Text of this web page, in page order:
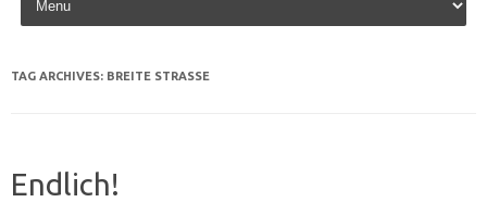
TAG ARCHIVES: BREITE STRASSE
Endlich!